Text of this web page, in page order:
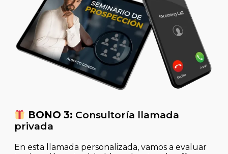
BONO 3: Consultoría llamada
privada
En esta llamada personalizada, vamos a evaluar